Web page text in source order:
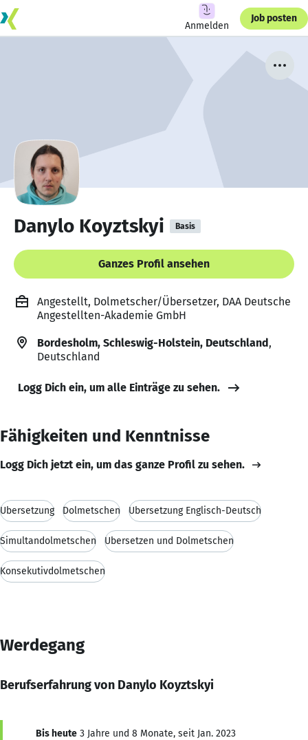
Anmelden
Job posten
Danylo Koyztskyi Basis
Ganzes Profil ansehen
Angestellt, Dolmetscher/Übersetzer, DAA Deutsche
Angestellten-Akademie GmbH
Bordesholm, Schleswig-Holstein, Deutschland,
Deutschland
Logg Dich ein, um alle Einträge zu sehen.
Fähigkeiten und Kenntnisse
Logg Dich jetzt ein, um das ganze Profil zu sehen.
Übersetzung Dolmetschen Übersetzung Englisch-Deutsch
Simultandolmetschen Übersetzen und Dolmetschen
Konsekutivdolmetschen
Werdegang
Berufserfahrung von Danylo Koyztskyi
Bis heute 3 Jahre und 8 Monate, seit Jan. 2023